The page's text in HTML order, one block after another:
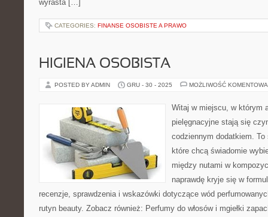
wyrasta […]
CATEGORIES: FINANSE OSOBISTE A PRAWO
HIGIENA OSOBISTA
POSTED BY ADMIN GRU - 30 - 2025 MOŻLIWOŚĆ
Witaj w miejscu, w którym
pielęgnacyjne stają się
codziennym dodatkiem.
które chcą świadomie
między nutami w
naprawdę kryje się w
recenzje, sprawdzenia i wskazówki dotyczące wód
rutyn beauty. Zobacz również: Perfumy do włosów i mgiełki